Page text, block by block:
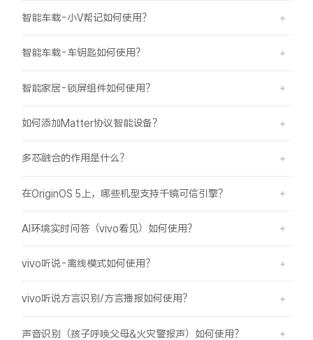
智能车载-小V帮记如何使用？
智能车载-车钥匙如何使用？
智能家居-锁屏组件如何使用？
如何添加Matter协议智能设备？
多芯融合的作用是什么？
在OriginOS 5上，哪些机型支持千镜可信引擎？
AI环境实时问答（vivo看见）如何使用？
vivo听说-离线模式如何使用？
vivo听说方言识别/方言播报如何使用？
声音识别（孩子呼唤父母&火灾警报声）如何使用？